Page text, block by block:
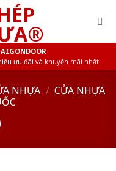
ưu đãi và khuyến mãi nhất
NHỰA / CỬA NHỰA